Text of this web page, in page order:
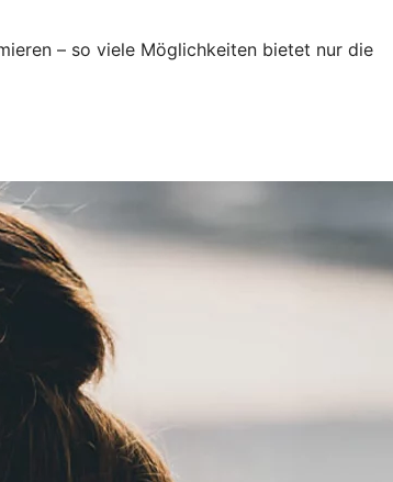
– so viele Möglichkeiten bietet nur die